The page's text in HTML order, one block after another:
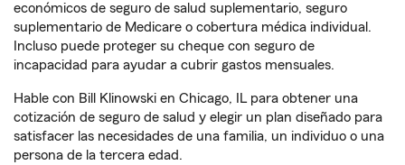
económicos de seguro de salud suplementario, seguro
suplementario de Medicare o cobertura médica individual.
Incluso puede proteger su cheque con seguro de
incapacidad para ayudar a cubrir gastos mensuales.
Hable con Bill Klinowski en Chicago, IL para obtener una
cotización de seguro de salud y elegir un plan diseñado para
satisfacer las necesidades de una familia, un individuo o una
persona de la tercera edad.